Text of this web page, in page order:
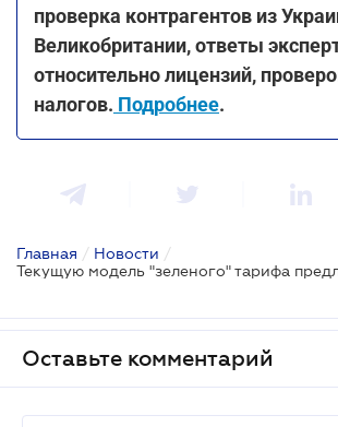
проверка контрагентов из
Великобритании, ответы
относительно лицензий,
налогов. Подробнее.
Главная / Новости /
Оставьте комментарий